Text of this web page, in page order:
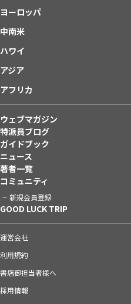
ヨーロッパ
中南米
ハワイ
アジア
アフリカ
ウェブマガジン
特派員ブログ
ガイドブック
ニュース
著者一覧
コミュニティ
新規会員登録
GOOD LUCK TRIP
運営会社
利用規約
書店御担当者様へ
採用情報